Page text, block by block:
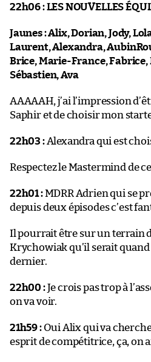
22h06 :LES NOUVELLES
Jaunes : Alix, Dorian, Jody,
Laurent, Alexandra,
Brice, Marie-France, Fabrice,
Sébastien, Ava
AAAAAH, j’ai l’impression
Saphir et de choisir mon
22h03 :Alexandra qui est
Respectez le Mastermind de
22h01 :MDRR Adrien qui se
depuis deux épisodes c’est
Il pourrait être sur un terrain
Krychowiak qu’il serait
dernier.
22h00 :Je crois pas trop à
on va voir.
21h59 :Oui Alix qui va
esprit de compétitrice, ça, on